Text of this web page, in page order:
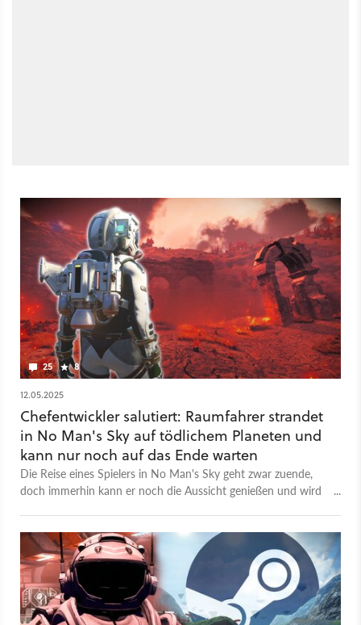
25 8
12.05.2025
Chefentwickler salutiert: Raumfahrer strandet
in No Man's Sky auf tödlichem Planeten und
kann nur noch auf das Ende warten
Die Reise eines Spielers in No Man's Sky geht zwar zuende,
doch immerhin kann er noch die Aussicht genießen und wird